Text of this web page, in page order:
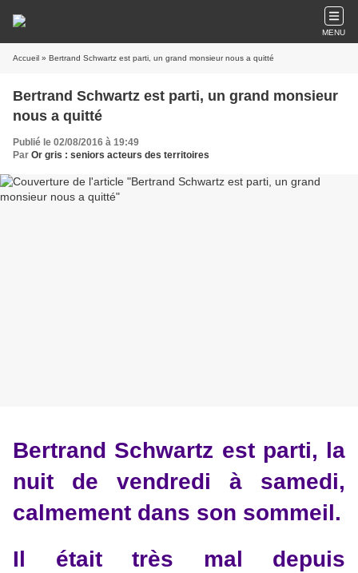
MENU
Accueil » Bertrand Schwartz est parti, un grand monsieur nous a quitté
Bertrand Schwartz est parti, un grand monsieur
nous a quitté
Publié le 02/08/2016 à 19:49
Par Or gris : seniors acteurs des territoires
Bertrand Schwartz est parti, la
nuit de vendredi à samedi,
calmement dans son sommeil.
Il était très mal depuis